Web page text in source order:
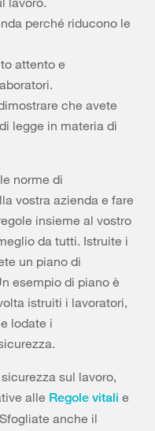
perché riducono le
attento e
che avete
legge in materia di
norme di
vostra azienda e fare
insieme al vostro
da tutti. Istruite i
un piano di
esempio di piano è
istruiti i lavoratori,
lodate i
sul lavoro,
alle Regole vitali e
anche il